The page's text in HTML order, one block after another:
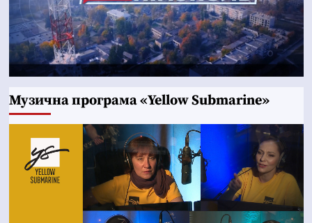
Музична програма «Yellow Submarine»